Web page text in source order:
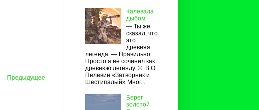
Предыдущее
Калевала
дыбом
— Ты же
сказал, что
это
древняя
легенда. — Правильно.
Просто я её сочинил как
древнюю легенду. © В.О.
Пелевин «Затворник и
Шестипалый» Мног...
Берег
золотой